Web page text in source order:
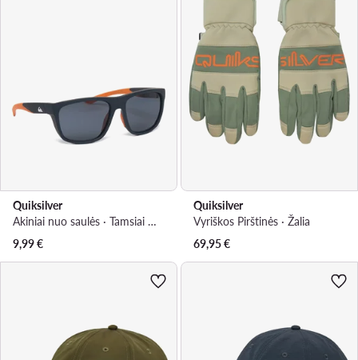
Quiksilver
Akiniai nuo saulės · Tamsiai mėlyna
9,99€
Quiksilver
Vyriškos Pirštinės · Žalia
69,95€